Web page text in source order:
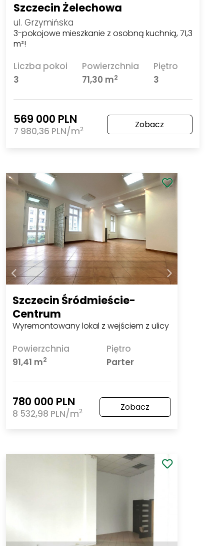
Szczecin Żelechowa
ul. Grzymińska
3-pokojowe mieszkanie z osobną kuchnią, 71,3
m²!
Liczba pokoi
3
Powierzchnia
71,30 m2
Piętro
3
569 000 PLN
7 980,36 PLN/m2 Zobacz
Szczecin Śródmieście-
Centrum
Wyremontowany lokal z wejściem z ulicy
Powierzchnia
91,41 m2
Piętro
Parter
780 000 PLN
8 532,98 PLN/m2 Zobacz